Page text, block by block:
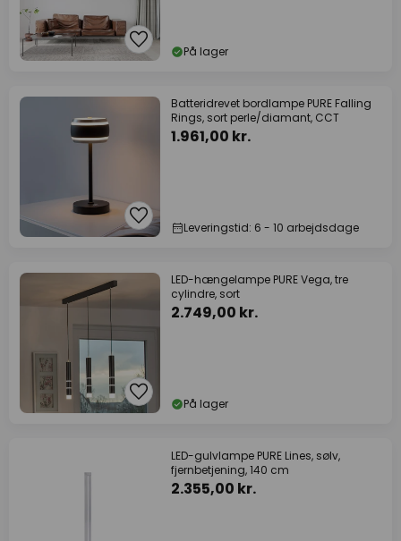
På lager
Batteridrevet bordlampe PURE Falling
Rings, sort perle/diamant, CCT
1.961,00 kr.
Leveringstid: 6 - 10 arbejdsdage
LED-hængelampe PURE Vega, tre
cylindre, sort
2.749,00 kr.
På lager
LED-gulvlampe PURE Lines, sølv,
fjernbetjening, 140 cm
2.355,00 kr.